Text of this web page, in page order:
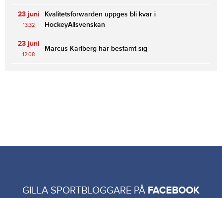
23 juni
13:32
Kvalitetsforwarden uppges bli kvar i
HockeyAllsvenskan
23 juni
12:08
Marcus Karlberg har bestämt sig
GILLA SPORTBLOGGARE PÅ FACEBOOK